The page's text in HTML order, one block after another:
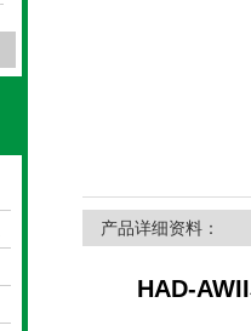
产品详细资料：
HAD-